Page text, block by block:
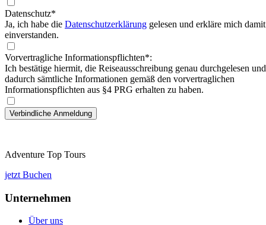
Datenschutz*
Ja, ich habe die Datenschutzerklärung gelesen und erkläre mich damit
einverstanden.
Vorvertragliche Informationspflichten*:
Ich bestätige hiermit, die Reiseausschreibung genau durchgelesen und
dadurch sämtliche Informationen gemäß den vorvertraglichen
Informationspflichten aus §4 PRG erhalten zu haben.
Adventure Top Tours
jetzt Buchen
Unternehmen
Über uns